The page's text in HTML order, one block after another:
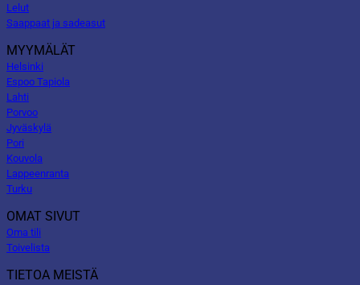
Lelut
Saappaat ja sadeasut
MYYMÄLÄT
Helsinki
Espoo Tapiola
Lahti
Porvoo
Jyväskylä
Pori
Kouvola
Lappeenranta
Turku
OMAT SIVUT
Oma tili
Toivelista
TIETOA MEISTÄ